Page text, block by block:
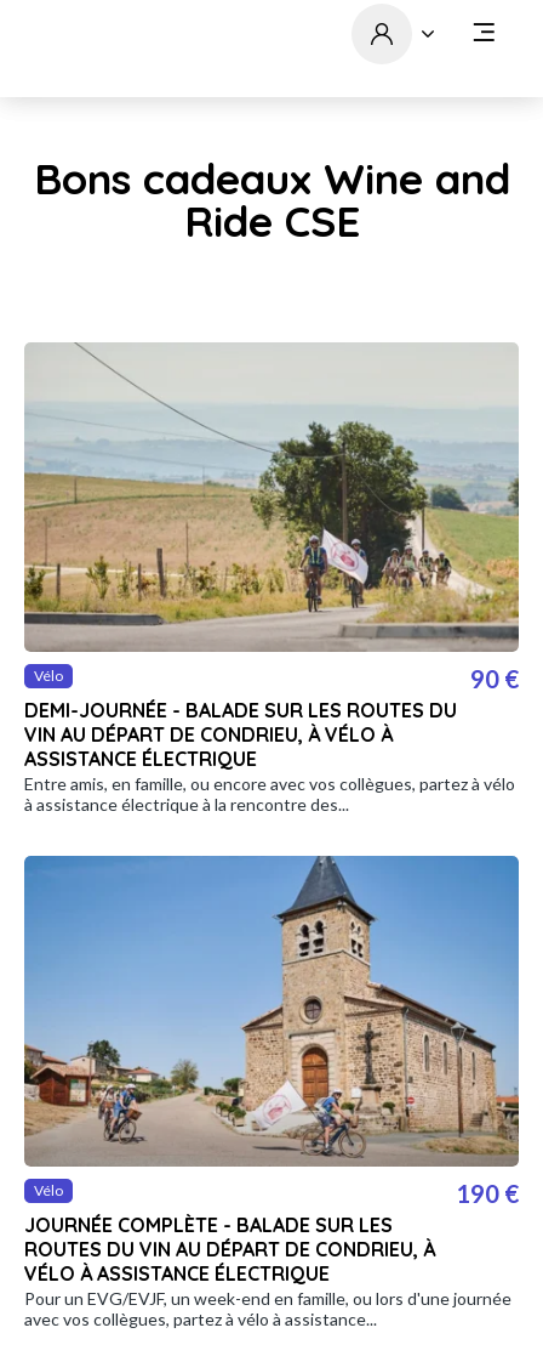
Bons cadeaux Wine and
Ride CSE
Vélo
DEMI-JOURNÉE - BALADE SUR LES ROUTES DU
VIN AU DÉPART DE CONDRIEU, À VÉLO À
ASSISTANCE ÉLECTRIQUE
90 €
Entre amis, en famille, ou encore avec vos collègues, partez à vélo
à assistance électrique à la rencontre des...
Vélo
JOURNÉE COMPLÈTE - BALADE SUR LES
ROUTES DU VIN AU DÉPART DE CONDRIEU, À
VÉLO À ASSISTANCE ÉLECTRIQUE
190 €
Pour un EVG/EVJF, un week-end en famille, ou lors d'une journée
avec vos collègues, partez à vélo à assistance...